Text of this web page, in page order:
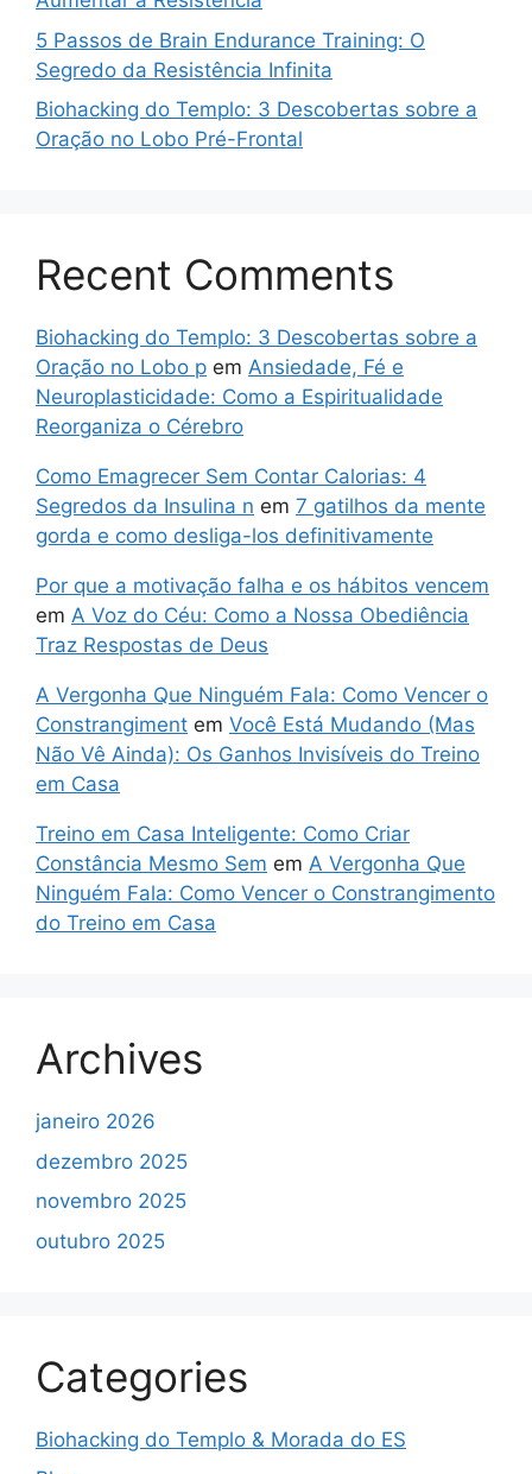
5 Passos de Brain Endurance Training: O
Segredo da Resistência Infinita
Biohacking do Templo: 3 Descobertas sobre a
Oração no Lobo Pré-Frontal
Recent Comments
Biohacking do Templo: 3 Descobertas sobre a
Oração no Lobo p em Ansiedade, Fé e
Neuroplasticidade: Como a Espiritualidade
Reorganiza o Cérebro
Como Emagrecer Sem Contar Calorias: 4
Segredos da Insulina n em 7 gatilhos da mente
gorda e como desliga-los definitivamente
Por que a motivação falha e os hábitos vencem
em A Voz do Céu: Como a Nossa Obediência
Traz Respostas de Deus
A Vergonha Que Ninguém Fala: Como Vencer o
Constrangiment em Você Está Mudando (Mas
Não Vê Ainda): Os Ganhos Invisíveis do Treino
em Casa
Treino em Casa Inteligente: Como Criar
Constância Mesmo Sem em A Vergonha Que
Ninguém Fala: Como Vencer o Constrangimento
do Treino em Casa
Archives
janeiro 2026
dezembro 2025
novembro 2025
outubro 2025
Categories
Biohacking do Templo & Morada do ES